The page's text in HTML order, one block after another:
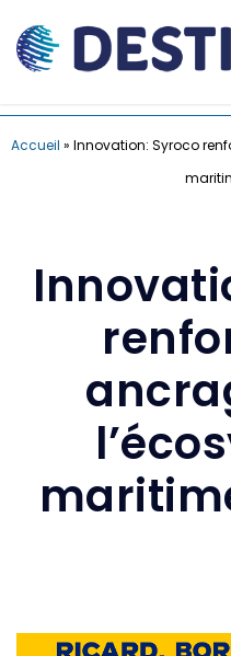
Accueil » Innovation: Syroco